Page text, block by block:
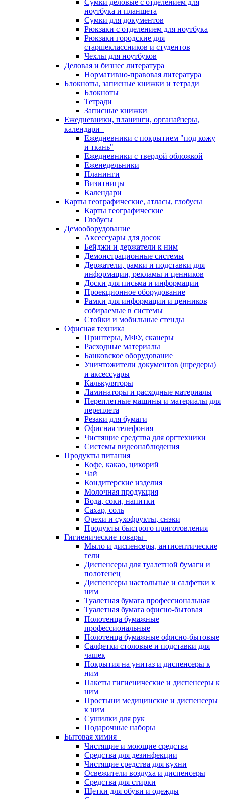
Сумки деловые с отделением для
ноутбука и планшета
Сумки для документов
Рюкзаки с отделением для ноутбука
Рюкзаки городские для
старшеклассников и студентов
Чехлы для ноутбуков
Деловая и бизнес литература
Нормативно-правовая литература
Блокноты, записные книжки и тетради
Блокноты
Тетради
Записные книжки
Ежедневники, планинги, органайзеры,
календари
Ежедневники с покрытием "под кожу
и ткань"
Ежедневники с твердой обложкой
Еженедельники
Планинги
Визитницы
Календари
Карты географические, атласы, глобусы
Карты географические
Глобусы
Демооборудование
Аксессуары для досок
Бейджи и держатели к ним
Демонстрационные системы
Держатели, рамки и подставки для
информации, рекламы и ценников
Доски для письма и информации
Проекционное оборудование
Рамки для информации и ценников
собираемые в системы
Стойки и мобильные стенды
Офисная техника
Принтеры, МФУ, сканеры
Расходные материалы
Банковское оборудование
Уничтожители документов (шредеры)
и аксессуары
Калькуляторы
Ламинаторы и расходные материалы
Переплетные машины и материалы для
переплета
Резаки для бумаги
Офисная телефония
Чистящие средства для оргтехники
Системы видеонаблюдения
Продукты питания
Кофе, какао, цикорий
Чай
Кондитерские изделия
Молочная продукция
Вода, соки, напитки
Сахар, соль
Орехи и сухофрукты, снэки
Продукты быстрого приготовления
Гигиенические товары
Мыло и диспенсеры, антисептические
гели
Диспенсеры для туалетной бумаги и
полотенец
Диспенсеры настольные и салфетки к
ним
Туалетная бумага профессиональная
Туалетная бумага офисно-бытовая
Полотенца бумажные
профессиональные
Полотенца бумажные офисно-бытовые
Салфетки столовые и подставки для
чашек
Покрытия на унитаз и диспенсеры к
ним
Пакеты гигиенические и диспенсеры к
ним
Простыни медицинские и диспенсеры
к ним
Сушилки для рук
Подарочные наборы
Бытовая химия
Чистящие и моющие средства
Средства для дезинфекции
Чистящие средства для кухни
Освежители воздуха и диспенсеры
Средства для стирки
Щетки для обуви и одежды